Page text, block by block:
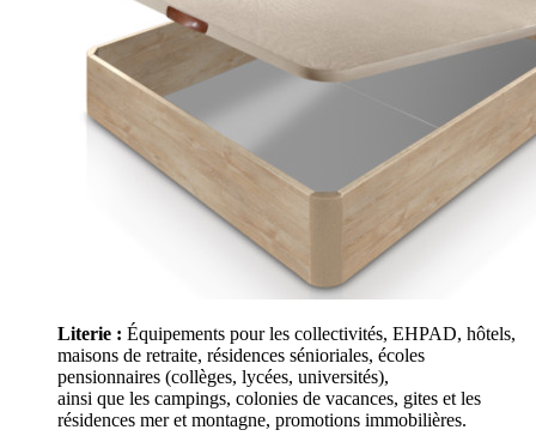
Literie : Équipements pour les collectivités, EHPAD, hôtels,
maisons de retraite, résidences sénioriales, écoles
pensionnaires (collèges, lycées, universités),
ainsi que les campings, colonies de vacances, gites et les
résidences mer et montagne, promotions immobilières.